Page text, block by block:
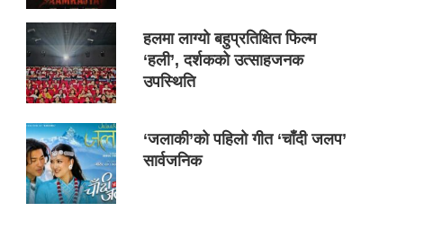
हलमा लाग्यो बहुप्रतिक्षित फिल्म
‘हली’, दर्शकको उत्साहजनक
उपस्थिति
‘जलाकी’को पहिलो गीत ‘चाँदी जलप’
सार्वजनिक